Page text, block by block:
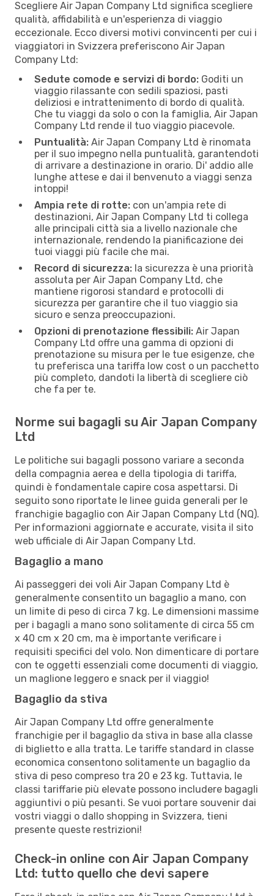
Scegliere Air Japan Company Ltd significa scegliere
qualità, affidabilità e un'esperienza di viaggio
eccezionale. Ecco diversi motivi convincenti per cui i
viaggiatori in Svizzera preferiscono Air Japan
Company Ltd:
Sedute comode e servizi di bordo: Goditi un
viaggio rilassante con sedili spaziosi, pasti
deliziosi e intrattenimento di bordo di qualità.
Che tu viaggi da solo o con la famiglia, Air Japan
Company Ltd rende il tuo viaggio piacevole.
Puntualità: Air Japan Company Ltd è rinomata
per il suo impegno nella puntualità, garantendoti
di arrivare a destinazione in orario. Di' addio alle
lunghe attese e dai il benvenuto a viaggi senza
intoppi!
Ampia rete di rotte: con un'ampia rete di
destinazioni, Air Japan Company Ltd ti collega
alle principali città sia a livello nazionale che
internazionale, rendendo la pianificazione dei
tuoi viaggi più facile che mai.
Record di sicurezza: la sicurezza è una priorità
assoluta per Air Japan Company Ltd, che
mantiene rigorosi standard e protocolli di
sicurezza per garantire che il tuo viaggio sia
sicuro e senza preoccupazioni.
Opzioni di prenotazione flessibili: Air Japan
Company Ltd offre una gamma di opzioni di
prenotazione su misura per le tue esigenze, che
tu preferisca una tariffa low cost o un pacchetto
più completo, dandoti la libertà di scegliere ciò
che fa per te.
Norme sui bagagli su Air Japan Company
Ltd
Le politiche sui bagagli possono variare a seconda
della compagnia aerea e della tipologia di tariffa,
quindi è fondamentale capire cosa aspettarsi. Di
seguito sono riportate le linee guida generali per le
franchigie bagaglio con Air Japan Company Ltd (NQ).
Per informazioni aggiornate e accurate, visita il sito
web ufficiale di Air Japan Company Ltd.
Bagaglio a mano
Ai passeggeri dei voli Air Japan Company Ltd è
generalmente consentito un bagaglio a mano, con
un limite di peso di circa 7 kg. Le dimensioni massime
per i bagagli a mano sono solitamente di circa 55 cm
x 40 cm x 20 cm, ma è importante verificare i
requisiti specifici del volo. Non dimenticare di portare
con te oggetti essenziali come documenti di viaggio,
un maglione leggero e snack per il viaggio!
Bagaglio da stiva
Air Japan Company Ltd offre generalmente
franchigie per il bagaglio da stiva in base alla classe
di biglietto e alla tratta. Le tariffe standard in classe
economica consentono solitamente un bagaglio da
stiva di peso compreso tra 20 e 23 kg. Tuttavia, le
classi tariffarie più elevate possono includere bagagli
aggiuntivi o più pesanti. Se vuoi portare souvenir dai
vostri viaggi o dallo shopping in Svizzera, tieni
presente queste restrizioni!
Check-in online con Air Japan Company
Ltd: tutto quello che devi sapere